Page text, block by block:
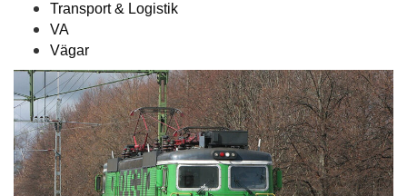
Transport & Logistik
VA
Vägar